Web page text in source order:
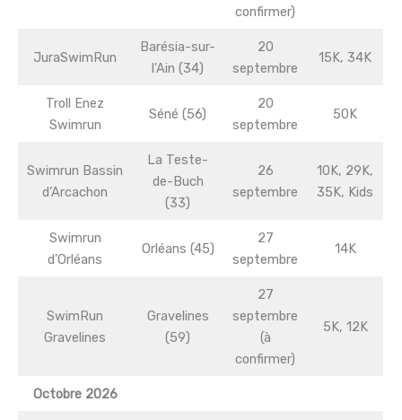
confirmer)
JuraSwimRun
Barésia-sur-
l’Ain (34)
20
septembre
15K, 34K
Troll Enez
Swimrun
Séné (56)
20
septembre
50K
Swimrun Bassin
d’Arcachon
La Teste-
de-Buch
(33)
26
septembre
10K, 29K,
35K, Kids
Swimrun
d’Orléans
Orléans (45)
27
septembre
14K
SwimRun
Gravelines
Gravelines
(59)
27
septembre
(à
confirmer)
5K, 12K
Octobre 2026